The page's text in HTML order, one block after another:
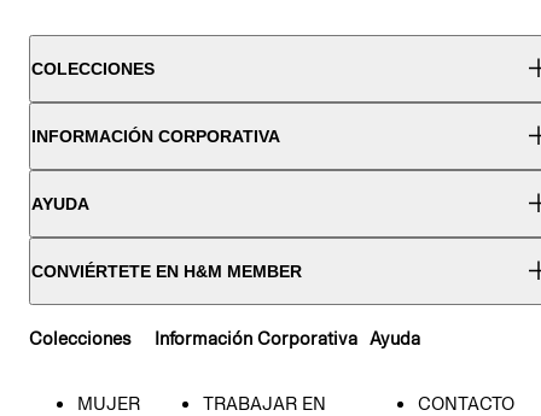
COLECCIONES
INFORMACIÓN CORPORATIVA
AYUDA
CONVIÉRTETE EN H&M MEMBER
Colecciones
MUJER
Información Corporativa
TRABAJAR EN
Ayuda
CONTACTO